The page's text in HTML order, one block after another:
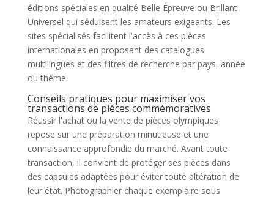
éditions spéciales en qualité Belle Épreuve ou Brillant
Universel qui séduisent les amateurs exigeants. Les
sites spécialisés facilitent l'accès à ces pièces
internationales en proposant des catalogues
multilingues et des filtres de recherche par pays, année
ou thème.
Conseils pratiques pour maximiser vos
transactions de pièces commémoratives
Réussir l'achat ou la vente de pièces olympiques
repose sur une préparation minutieuse et une
connaissance approfondie du marché. Avant toute
transaction, il convient de protéger ses pièces dans
des capsules adaptées pour éviter toute altération de
leur état. Photographier chaque exemplaire sous